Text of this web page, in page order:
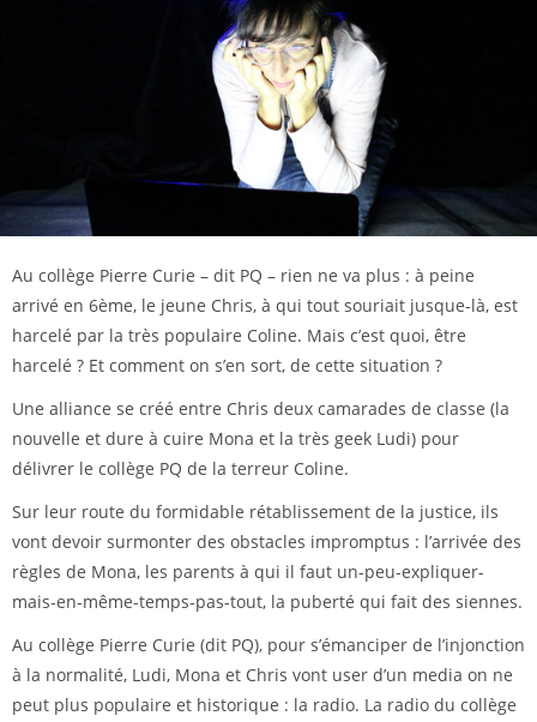
Au collège Pierre Curie – dit PQ – rien ne va plus : à peine
arrivé en 6ème, le jeune Chris, à qui tout souriait jusque-là, est
harcelé par la très populaire Coline. Mais c’est quoi, être
harcelé ? Et comment on s’en sort, de cette situation ?
Une alliance se créé entre Chris deux camarades de classe (la
nouvelle et dure à cuire Mona et la très geek Ludi) pour
délivrer le collège PQ de la terreur Coline.
Sur leur route du formidable rétablissement de la justice, ils
vont devoir surmonter des obstacles impromptus : l’arrivée des
règles de Mona, les parents à qui il faut un-peu-expliquer-
mais-en-même-temps-pas-tout, la puberté qui fait des siennes.
Au collège Pierre Curie (dit PQ), pour s’émanciper de l’injonction
à la normalité, Ludi, Mona et Chris vont user d’un media on ne
peut plus populaire et historique : la radio. La radio du collège